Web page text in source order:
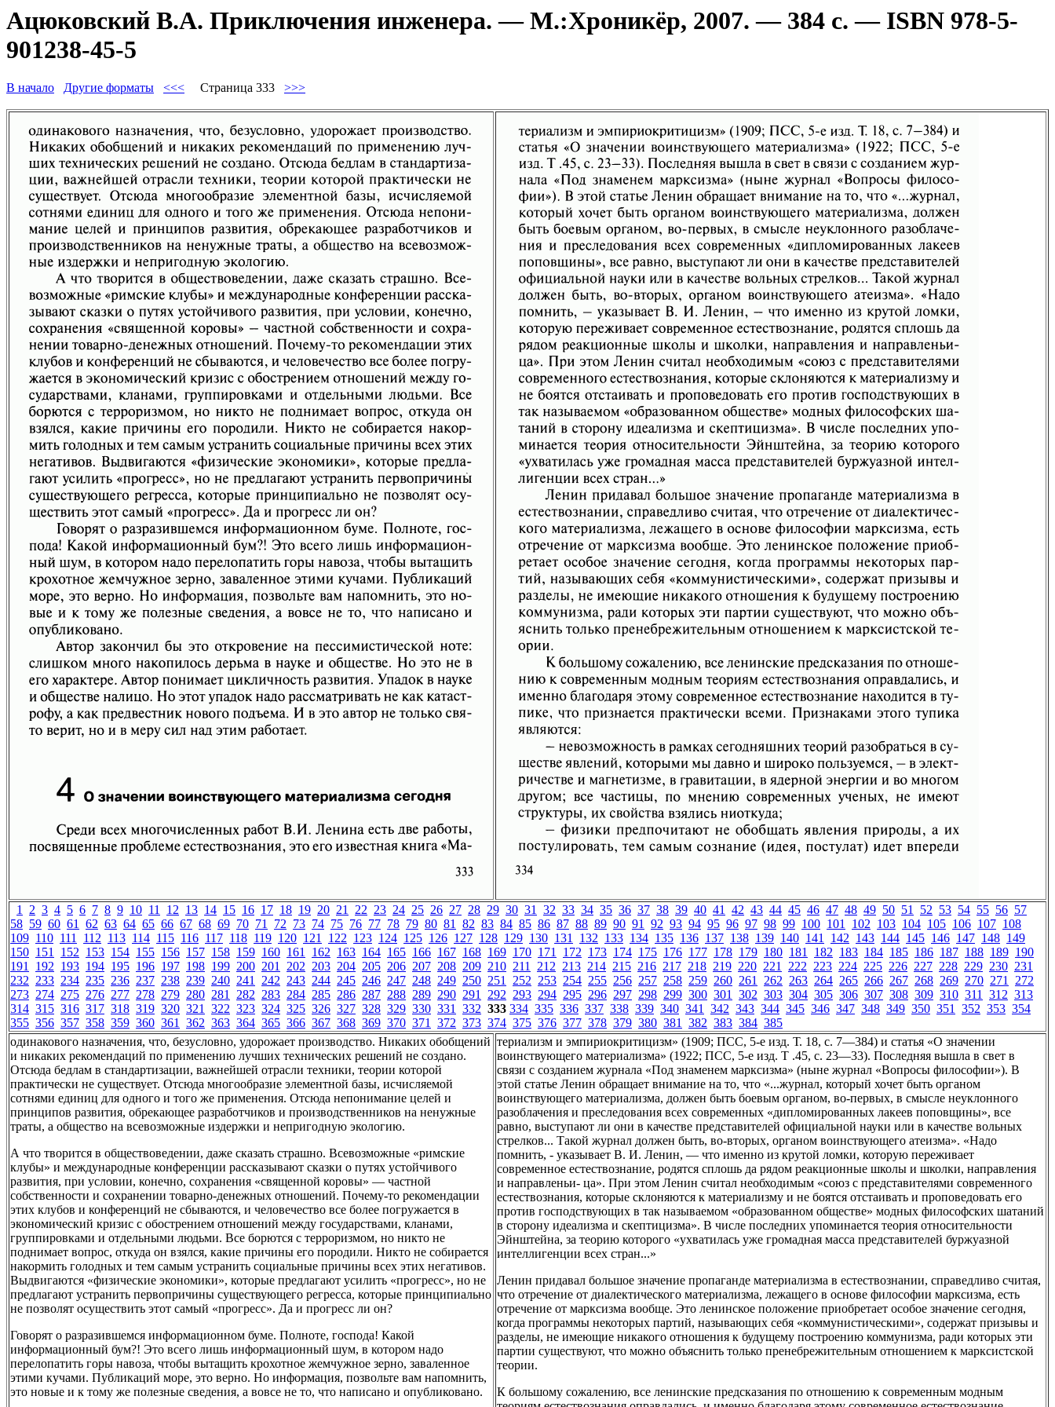
Ацюковский В.А. Приключения инженера. — М.:Хроникёр, 2007. — 384 с. — ISBN 978-5-
901238-45-5
В начало Другие форматы <<< Страница 333 >>>
1 2 3 4 5 6 7 8 9 10 11 12 13 14 15 16 17 18 19 20 21 22 23 24 25 26 27 28 29 30 31 32 33 34 35 36 37 38 39 40 41 42 43 44 45 46 47 48 49 50 51 52 53 54 55 56 57
58 59 60 61 62 63 64 65 66 67 68 69 70 71 72 73 74 75 76 77 78 79 80 81 82 83 84 85 86 87 88 89 90 91 92 93 94 95 96 97 98 99 100 101 102 103 104 105 106 107 108
109 110 111 112 113 114 115 116 117 118 119 120 121 122 123 124 125 126 127 128 129 130 131 132 133 134 135 136 137 138 139 140 141 142 143 144 145 146 147 148 149
150 151 152 153 154 155 156 157 158 159 160 161 162 163 164 165 166 167 168 169 170 171 172 173 174 175 176 177 178 179 180 181 182 183 184 185 186 187 188 189 190
191 192 193 194 195 196 197 198 199 200 201 202 203 204 205 206 207 208 209 210 211 212 213 214 215 216 217 218 219 220 221 222 223 224 225 226 227 228 229 230 231
232 233 234 235 236 237 238 239 240 241 242 243 244 245 246 247 248 249 250 251 252 253 254 255 256 257 258 259 260 261 262 263 264 265 266 267 268 269 270 271 272
273 274 275 276 277 278 279 280 281 282 283 284 285 286 287 288 289 290 291 292 293 294 295 296 297 298 299 300 301 302 303 304 305 306 307 308 309 310 311 312 313
314 315 316 317 318 319 320 321 322 323 324 325 326 327 328 329 330 331 332 333 334 335 336 337 338 339 340 341 342 343 344 345 346 347 348 349 350 351 352 353 354
355 356 357 358 359 360 361 362 363 364 365 366 367 368 369 370 371 372 373 374 375 376 377 378 379 380 381 382 383 384 385
одинакового назначения, что, безусловно, удорожает производство. Никаких обобщений
и никаких рекомендаций по применению лучших технических решений не создано.
Отсюда бедлам в стандартизации, важнейшей отрасли техники, теории которой
практически не существует. Отсюда многообразие элементной базы, исчисляемой
сотнями единиц для одного и того же применения. Отсюда непонимание целей и
принципов развития, обрекающее разработчиков и производственников на ненужные
траты, а общество на всевозможные издержки и непригодную экологию.
А что творится в обществоведении, даже сказать страшно. Всевозможные «римские
клубы» и международные конференции рассказывают сказки о путях устойчивого
развития, при условии, конечно, сохранения «священной коровы» — частной
собственности и сохранении товарно-денежных отношений. Почему-то рекомендации
этих клубов и конференций не сбываются, и человечество все более погружается в
экономический кризис с обострением отношений между государствами, кланами,
группировками и отдельными людьми. Все борются с терроризмом, но никто не
поднимает вопрос, откуда он взялся, какие причины его породили. Никто не собирается
накормить голодных и тем самым устранить социальные причины всех этих негативов.
Выдвигаются «физические экономики», которые предлагают усилить «прогресс», но не
предлагают устранить первопричины существующего регресса, которые принципиально
не позволят осуществить этот самый «прогресс». Да и прогресс ли он?
Говорят о разразившемся информационном буме. Полноте, господа! Какой
информационный бум?! Это всего лишь информационный шум, в котором надо
перелопатить горы навоза, чтобы вытащить крохотное жемчужное зерно, заваленное
этими кучами. Публикаций море, это верно. Но информация, позвольте вам напомнить,
это новые и к тому же полезные сведения, а вовсе не то, что написано и опубликовано.
териализм и эмпириокритицизм» (1909; ПСС, 5-е изд. Т. 18, с. 7—384) и статья «О значении
воинствующего материализма» (1922; ПСС, 5-е изд. Т .45, с. 23—33). Последняя вышла в свет в
связи с созданием журнала «Под знаменем марксизма» (ныне журнал «Вопросы философии»). В
этой статье Ленин обращает внимание на то, что «...журнал, который хочет быть органом
воинствующего материализма, должен быть боевым органом, во-первых, в смысле неуклонного
разоблачения и преследования всех современных «дипломированных лакеев поповщины», все
равно, выступают ли они в качестве представителей официальной науки или в качестве вольных
стрелков... Такой журнал должен быть, во-вторых, органом воинствующего атеизма». «Надо
помнить, - указывает В. И. Ленин, — что именно из крутой ломки, которую переживает
современное естествознание, родятся сплошь да рядом реакционные школы и школки, направления
и направленьи- ца». При этом Ленин считал необходимым «союз с представителями современного
естествознания, которые склоняются к материализму и не боятся отстаивать и проповедовать его
против господствующих в так называемом «образованном обществе» модных философских шатаний
в сторону идеализма и скептицизма». В числе последних упоминается теория относительности
Эйнштейна, за теорию которого «ухватилась уже громадная масса представителей буржуазной
интеллигенции всех стран...»
Ленин придавал большое значение пропаганде материализма в естествознании, справедливо считая,
что отречение от диалектического материализма, лежащего в основе философии марксизма, есть
отречение от марксизма вообще. Это ленинское положение приобретает особое значение сегодня,
когда программы некоторых партий, называющих себя «коммунистическими», содержат призывы и
разделы, не имеющие никакого отношения к будущему построению коммунизма, ради которых эти
партии существуют, что можно объяснить только пренебрежительным отношением к марксистской
теории.
К большому сожалению, все ленинские предсказания по отношению к современным модным